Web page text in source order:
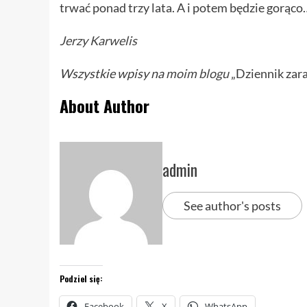
trwać ponad trzy lata. A i potem będzie
Jerzy Karwelis
Wszystkie wpisy namoim blogu„Dziennik
About Author
admin
See author's posts
Podziel się: